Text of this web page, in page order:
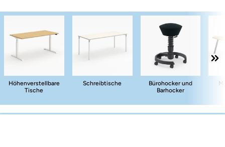
Höhenverstellbare
Tische
Schreibtische
Bürohocker und
Barhocker